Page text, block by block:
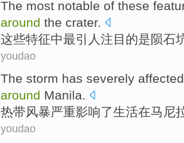
The most notable of these
around the crater.
这些特征中最引人注目 的是陨石
youdao
The storm has severely affected
around Manila.
热带风暴严重影响了生活在马尼
youdao